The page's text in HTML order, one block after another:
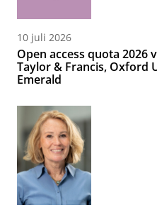
10 juli 2026
Open access quota 2026
Taylor & Francis, Oxford
Emerald